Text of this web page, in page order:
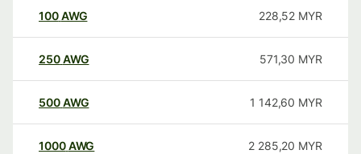
100AWG 228,52 MYR
250AWG 571,30 MYR
500AWG 1 142,60 MYR
1000AWG 2 285,20 MYR